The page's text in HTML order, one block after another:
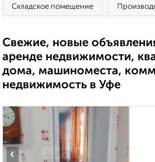
Складское помещение
Свежие, новые
аренде недвижимости,
дома, машиноместа,
недвижимость в Уфе
‹